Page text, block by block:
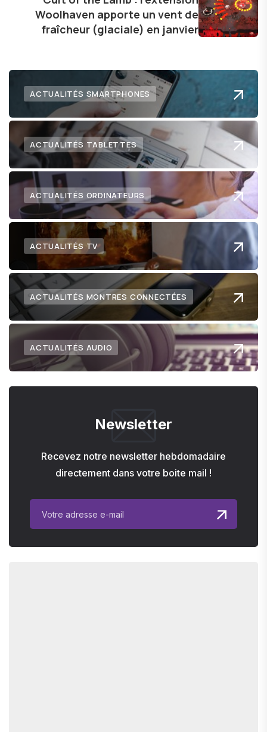
technologie me permet de présenter aux
lecteurs un aperçu captivant de ce que le futur
numérique nous réserve.
Woolhaven apporte un vent de
fraîcheur (glaciale) en janvier
ACTUALITÉS SMARTPHONES
ACTUALITÉS TABLETTES
ACTUALITÉS ORDINATEURS
ACTUALITÉS TV
ACTUALITÉS MONTRES CONNECTÉES
ACTUALITÉS AUDIO
Newsletter
Recevez notre newsletter hebdomadaire
directement dans votre boite mail !